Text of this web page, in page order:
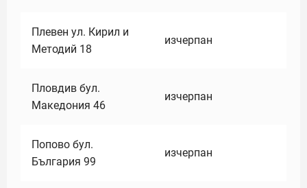
Плевен ул. Кирил и
Методий 18
изчерпан
Пловдив бул.
Македония 46
изчерпан
Попово бул.
България 99
изчерпан